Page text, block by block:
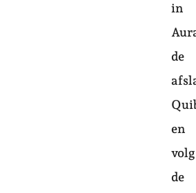
in
de
en
volg
de